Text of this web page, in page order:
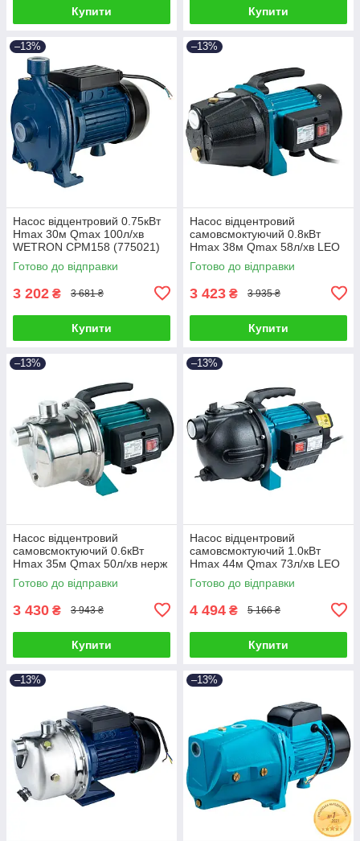
Купити Купити
–13%
Насос відцентровий 0.75кВт
Hmax 30м Qmax 100л/хв
WETRON CPM158 (775021)
Готово до відправки
3 202 ₴ 3 681 ₴
Купити
–13%
Насос відцентровий
самовсмоктуючий 0.8кВт
Hmax 38м Qmax 58л/хв LEO
EKJ-802I (775346)
Готово до відправки
3 423 ₴ 3 935 ₴
Купити
–13%
Насос відцентровий
самовсмоктуючий 0.6кВт
Hmax 35м Qmax 50л/хв нерж
LEO EKJ-602S (775311)
Готово до відправки
3 430 ₴ 3 943 ₴
Купити
–13%
Насос відцентровий
самовсмоктуючий 1.0кВт
Hmax 44м Qmax 73л/хв LEO
EKJ-1002I (775347)
Готово до відправки
4 494 ₴ 5 166 ₴
Купити
–13% –13%